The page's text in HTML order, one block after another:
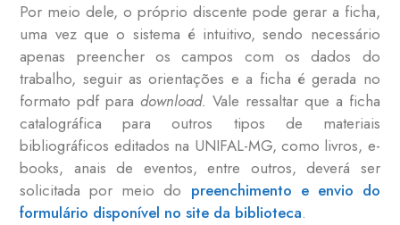
Por meio dele, o próprio discente pode gerar a ficha,
uma vez que o sistema é intuitivo, sendo necessário
apenas preencher os campos com os dados do
trabalho, seguir as orientações e a ficha é gerada no
formato pdf paradownload.Vale ressaltar que a ficha
catalográfica para outros tipos de materiais
bibliográficos editados na UNIFAL-MG, como livros, e-
books, anais de eventos, entre outros, deverá ser
solicitada por meio do preenchimento e envio do
formulário disponível no site da biblioteca.